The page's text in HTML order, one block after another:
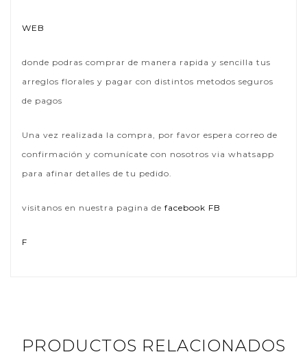
WEB
donde podras comprar de manera rapida y sencilla tus
arreglos florales y pagar con distintos metodos seguros
de pagos
Una vez realizada la compra, por favor espera correo de
confirmación y comunícate con nosotros via whatsapp
para afinar detalles de tu pedido.
visitanos en nuestra pagina de facebook FB
F
PRODUCTOS RELACIONADOS